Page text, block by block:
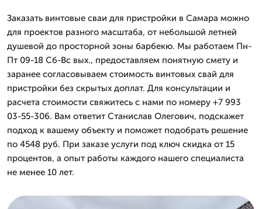
Заказать винтовые сваи для пристройки в Самара можно
для проектов разного масштаба, от небольшой летней
душевой до просторной зоны барбекю. Мы работаем Пн-
Пт 09-18 Сб-Вс вых., предоставляем понятную смету и
заранее согласовываем стоимость винтовых свай для
пристройки без скрытых доплат. Для консультации и
расчета стоимости свяжитесь с нами по номеру +7 993
03-55-306. Вам ответит Станислав Олегович, подскажет
подход к вашему объекту и поможет подобрать решение
по 4548 руб. При заказе услуги под ключ скидка от 15
процентов, а опыт работы каждого нашего специалиста
не менее 10 лет.